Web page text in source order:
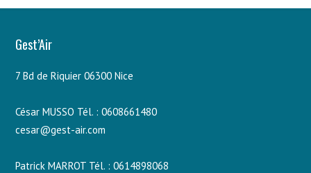
Gest’Air
7 Bd de Riquier 06300 Nice
César MUSSO Tél. : 0608661480
cesar@gest-air.com
Patrick MARROT Tél. : 0614898068